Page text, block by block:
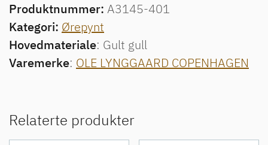
Produktnummer: A3145-401
Kategori: Ørepynt
Hovedmateriale: Gult gull
Varemerke: OLE LYNGGAARD COPENHAGEN
Relaterte produkter